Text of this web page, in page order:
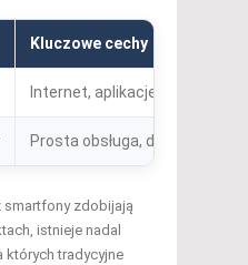
Kluczowe cechy
Internet, aplikacje, multimedia
Prosta obsługa, długa bateria
zdobijają
istnieje nadal
których tradycyjne